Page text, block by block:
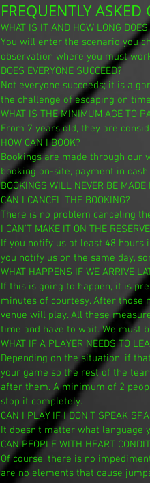
FREQUENTLY
WHAT IS IT AND HOW LONG
You will enter the scenario you
observation where you must
DOES EVERYONE SUCCEED?
Not everyone succeeds; it is a
the challenge of escaping on
WHAT IS THE MINIMUM AGE TO
From 7 years old, they are
HOW CAN I BOOK?
Bookings are made through our
booking on-site, payment in
BOOKINGS WILL NEVER BE
CAN I CANCEL THE BOOKING?
There is no problem canceling
I CAN'T MAKE IT ON THE
If you notify us at least 48
you notify us on the same day,
WHAT HAPPENS IF WE ARRIVE
If this is going to happen, it is
minutes of courtesy. After those
venue will play. All these
time and have to wait. We must
WHAT IF A PLAYER NEEDS TO
Depending on the situation, if
your game so the rest of the
after them. A minimum of 2
stop it completely.
CAN I PLAY IF I DON'T SPEAK
It doesn't matter what language
CAN PEOPLE WITH HEART
Of course, there is no
are no elements that cause